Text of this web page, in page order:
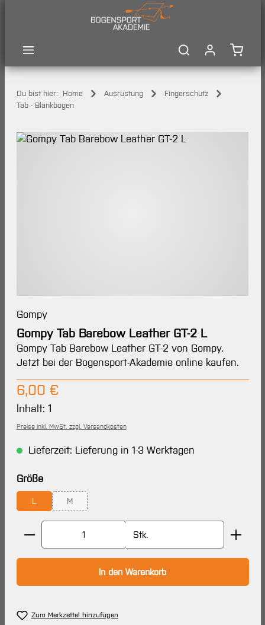
Du bist hier: Home Ausrüstung
Fingerschutz
Tab - Blankbogen
Bildergalerie überspringen
Gompy
Gompy Tab Barebow Leather GT-2 L
Gompy Tab Barebow Leather GT-2 von Gompy.
Jetzt bei der Bogensport-Akademie online kaufen.
Regulärer Preis:
6,00 €
Inhalt: 1
Preise inkl. MwSt. zzgl. Versandkosten
Lieferzeit: Lieferung in 1-3 Werktagen
Größeauswählen
L M
(Diese Option ist zurzeit nicht verfügbar.)
Produkt Anzahl: Gib den gewünschten Wert ein
Stk.
In den Warenkorb
Zum Merkzettel hinzufügen